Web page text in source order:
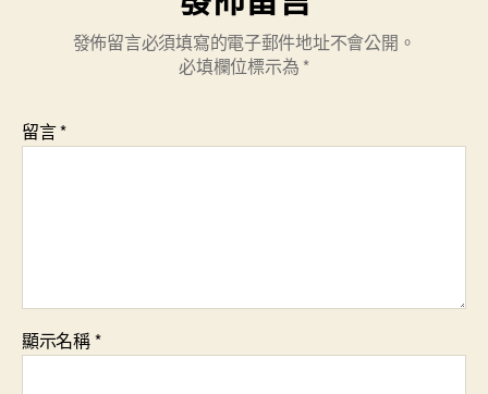
發佈留言必須填寫的電子郵件地址不會公開。
必填欄位標示為 *
留言*
顯示名稱*